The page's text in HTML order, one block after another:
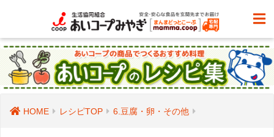
HOME レシピTOP 6.豆腐・卵・その他